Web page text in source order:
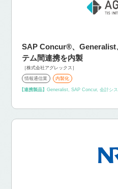
SAP Concur®、Generalist
テム間連携を内製
［株式会社アグレックス］
情報通信業 内製化
【連携製品】Generalist, SAP Concur, 会計シ